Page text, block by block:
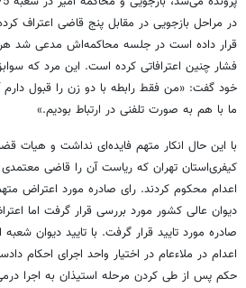
در مراحل بازجویی در مقابل پنج قاضی اعتراف
قرار داده است در جلسه محاکمه‌اش مدعی شد
فشار چنین اعترافاتی کرده است. این مرد که
خود گفت: «من فقط رابطه با دو زن را قبول
ما با هم به صورت تلفنی در ارتباط بودیم.»
کیفری‌استان تهران که ریاست آن را قاضی
اعدام محکوم کردند. رای صادره مورد اعتراض
دیوان عالی کشور مورد بررسی قرار گرفت اما
صادره مورد تایید قرار گرفت. با تایید دیوان
اعدام در ملاء‌عام در اختیار واحد اجرای احکام
حکم پس از طی کردن مرحله استیذان به اجرا